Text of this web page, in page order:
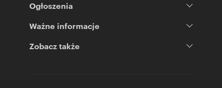
Ogłoszenia
Ważne informacje
Zobacz także